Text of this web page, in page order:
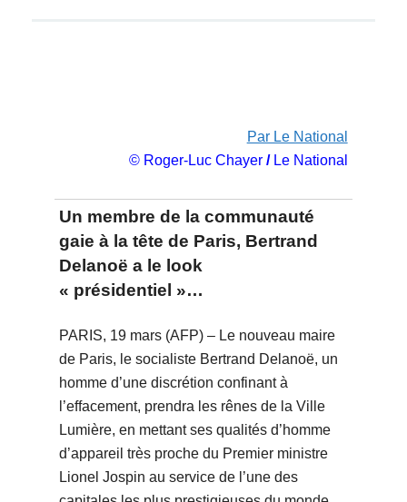
Par Le National
© Roger-Luc Chayer/Le National
Un membre de la communauté
gaie à la tête de Paris, Bertrand
Delanoë a le look
« présidentiel »…
PARIS, 19 mars (AFP) – Le nouveau maire
de Paris, le socialiste Bertrand Delanoë, un
homme d’une discrétion confinant à
l’effacement, prendra les rênes de la Ville
Lumière, en mettant ses qualités d’homme
d’appareil très proche du Premier ministre
Lionel Jospin au service de l’une des